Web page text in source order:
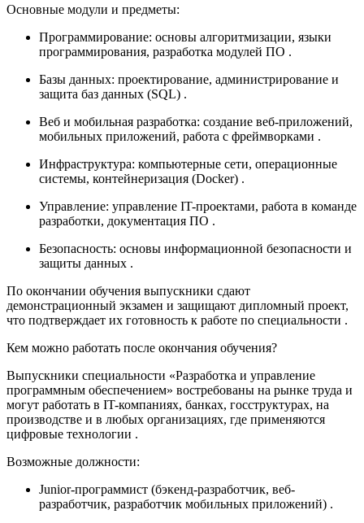
Основные модули и предметы:
Программирование: основы алгоритмизации, языки
программирования, разработка модулей ПО .
Базы данных: проектирование, администрирование и
защита баз данных (SQL) .
Веб и мобильная разработка: создание веб-приложений,
мобильных приложений, работа с фреймворками .
Инфраструктура: компьютерные сети, операционные
системы, контейнеризация (Docker) .
Управление: управление IT-проектами, работа в команде
разработки, документация ПО .
Безопасность: основы информационной безопасности и
защиты данных .
По окончании обучения выпускники сдают
демонстрационный экзамен и защищают дипломный проект,
что подтверждает их готовность к работе по специальности .
Кем можно работать после окончания обучения?
Выпускники специальности «Разработка и управление
программным обеспечением» востребованы на рынке труда и
могут работать в IT-компаниях, банках, госструктурах, на
производстве и в любых организациях, где применяются
цифровые технологии .
Возможные должности:
Junior-программист (бэкенд-разработчик, веб-
разработчик, разработчик мобильных приложений) .